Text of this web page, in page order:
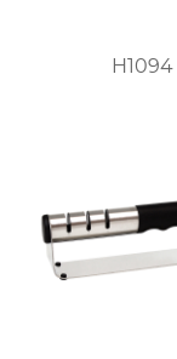
H1094